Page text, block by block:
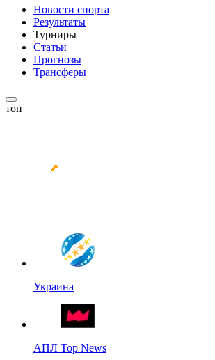
Новости спорта
Результаты
Турниры
Статьи
Прогнозы
Трансферы
топ
Украина
АПЛ Top News